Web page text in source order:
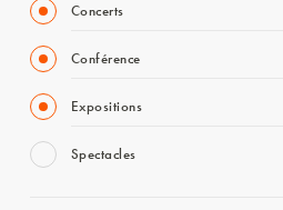
Concerts
Conférence
Expositions
Spectacles